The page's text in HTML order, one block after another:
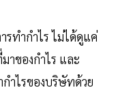
รทำกำไร ไม่ได้ดูแค่
าของกำไร และ
กำไรของบริษัทด้วย